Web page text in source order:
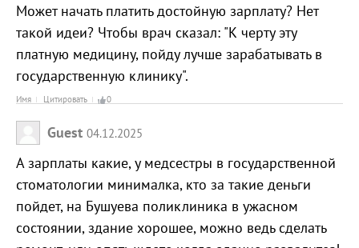
Может начать платить достойную зарплату? Нет
такой идеи? Чтобы врач сказал: "К черту эту
платную медицину, пойду лучше зарабатывать в
государственную клинику".
Имя Цитировать 0
Guest 04.12.2025
А зарплаты какие, у медсестры в государственной
стоматологии минималка, кто за такие деньги
пойдет, на Бушуева поликлиника в ужасном
состоянии, здание хорошее, можно ведь сделать